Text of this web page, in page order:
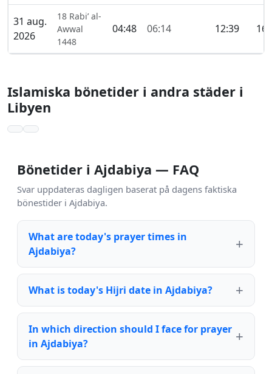
31 aug.
2026
18 Rabi’ al-
Awwal
1448
04:48 06:14 12:39
Islamiska bönetider i andra städer i
Libyen
Bönetider i Ajdabiya — FAQ
Svar uppdateras dagligen baserat på dagens faktiska
bönestider i Ajdabiya.
What are today's prayer times in
Ajdabiya?
What is today's Hijri date in Ajdabiya?
In which direction should I face for prayer
in Ajdabiya?